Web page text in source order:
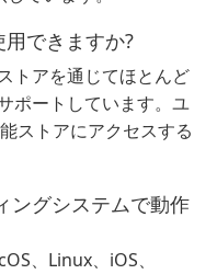
できますか?
トアを通じてほとんど
ポートしています。ユ
ストアにアクセスする
ングシステムで動作
、Linux、iOS、